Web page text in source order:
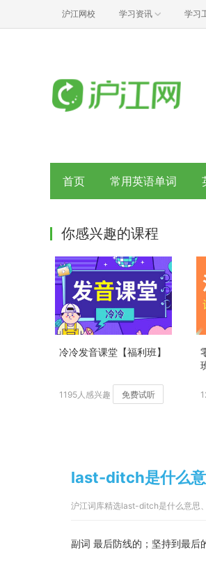
沪江网校 学习资讯 学习
首页 常用英语单词
你感兴趣的课程
冷冷发音课堂【福利班】
1195人感兴趣 免费试听
last-ditch是什么
沪江词库精选last-ditch是什么意思
副词 最后防线的；坚持到最后